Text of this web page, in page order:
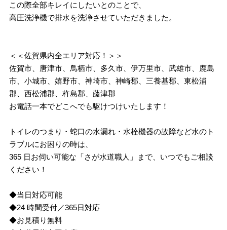
この際全部キレイにしたいとのことで、
高圧洗浄機で排水を洗浄させていただきました。
＜＜佐賀県内全エリア対応！＞＞
佐賀市、唐津市、鳥栖市、多久市、伊万里市、武雄市、鹿島
市、小城市、嬉野市、神埼市、神崎郡、三養基郡、東松浦
郡、西松浦郡、杵島郡、藤津郡
お電話一本でどこへでも駆けつけいたします！
トイレのつまり・蛇口の水漏れ・水栓機器の故障など水のト
ラブルにお困りの時は、
365 日お伺い可能な「さが水道職人」まで、いつでもご相談
ください！
◆当日対応可能
◆24 時間受付／365日対応
◆お見積り無料